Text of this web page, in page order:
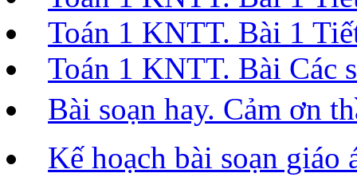
Toán 1 KNTT. Bài 1
Toán 1 KNTT. Bài Các
Bài soạn hay. Cảm
Kế hoạch bài soạn